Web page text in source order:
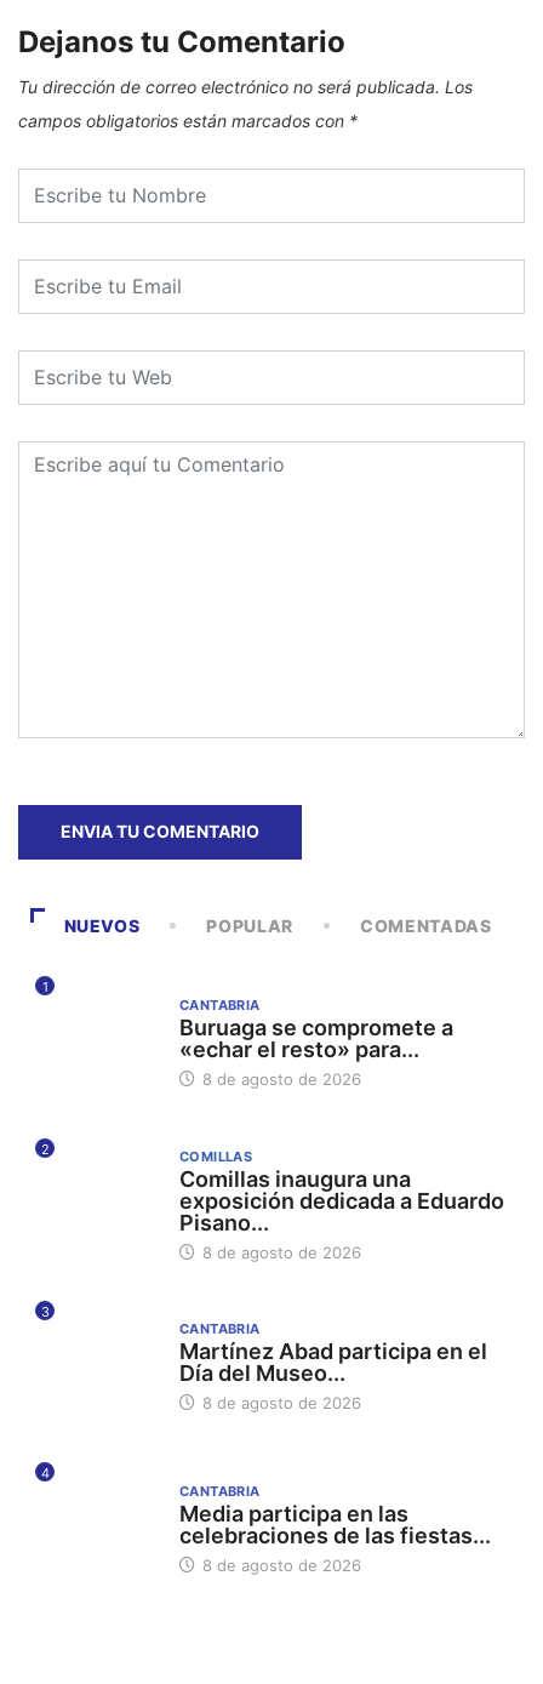
Dejanos tu Comentario
Tu dirección de correo electrónico no será publicada. Los
campos obligatorios están marcados con *
NUEVOS POPULAR COMENTADAS
1
CANTABRIA
Buruaga se compromete a
«echar el resto» para...
8 de agosto de 2026
2 COMILLAS
Comillas inaugura una
exposición dedicada a Eduardo
Pisano...
8 de agosto de 2026
3
CANTABRIA
Martínez Abad participa en el
Día del Museo...
8 de agosto de 2026
4
CANTABRIA
Media participa en las
celebraciones de las fiestas...
8 de agosto de 2026